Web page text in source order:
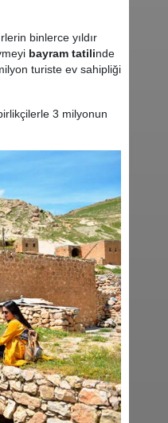
binlerce yıldır
bayram tatilinde
turiste ev sahipliği
3 milyonun